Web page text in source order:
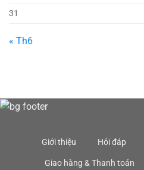
31
« Th6
Giới thiệu Hỏi đáp
Giao hàng & Thanh toán